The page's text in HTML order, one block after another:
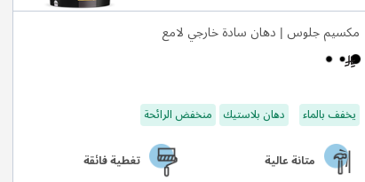
مكسيم جلوس | دهان سادة خارجي لامع
يخفف بالماء دهان بلاستيك منخفض الرائحة
متانة عالية تغطية فائقة